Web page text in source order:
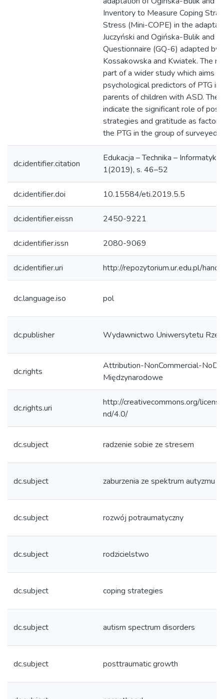
Inventory to Measure Coping
Stress (Mini-COPE) in the
Juczyński and Ogińska-Bulik and
Questionnaire (GQ-6) adapted by
Kossakowska and Kwiatek. The
part of a wider study which aims
psychological predictors of PTG in
parents of children with ASD. The
indicate the significant role of
strategies and gratitude as factors
the PTG in the group of surveyed
dc.identifier.citation
Edukacja – Technika – Informatyka
1(2019), s. 46–52
dc.identifier.doi 10.15584/eti.2019.5.5
dc.identifier.eissn 2450-9221
dc.identifier.issn 2080-9069
dc.identifier.uri http://repozytorium.ur.edu.pl/
dc.language.iso pol
dc.publisher Wydawnictwo Uniwersytetu
dc.rights
Attribution-NonCommercial-
Międzynarodowe
dc.rights.uri
http://creativecommons.org/
nd/4.0/
dc.subject radzenie sobie ze stresem
dc.subject zaburzenia ze spektrum autyzmu
dc.subject rozwój potraumatyczny
dc.subject rodzicielstwo
dc.subject coping strategies
dc.subject autism spectrum disorders
dc.subject posttraumatic growth